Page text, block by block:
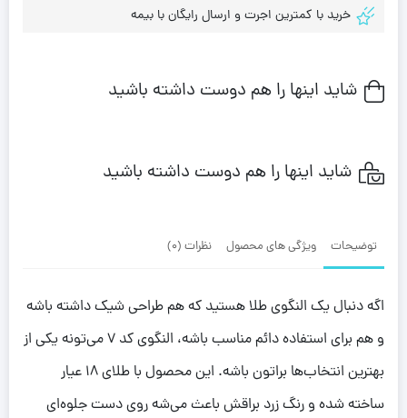
خرید با کمترین اجرت و ارسال رایگان با بیمه
شاید اینها را هم دوست داشته باشید
شاید اینها را هم دوست داشته باشید
توضیحات ویژگی های محصول نظرات (0)
اگه دنبال یک النگوی طلا هستید که هم طراحی شیک داشته باشه
و هم برای استفاده دائم مناسب باشه، النگوی کد 7 می‌تونه یکی از
بهترین انتخاب‌ها براتون باشه. این محصول با طلای 18 عیار
ساخته شده و رنگ زرد براقش باعث می‌شه روی دست جلوه‌ای